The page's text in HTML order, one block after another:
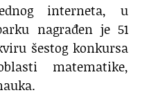
interneta, u
nagrađen je 51
šestog konkursa
matematike,